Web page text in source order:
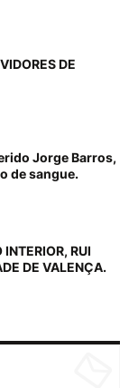
DE
Jorge Barros,
de sangue.
RUI
DE VALENÇA.